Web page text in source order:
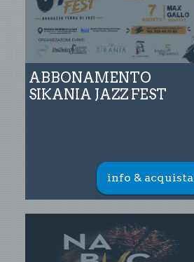
ABBONAMENTO
SIKANIA JAZZ FEST
info & acquista